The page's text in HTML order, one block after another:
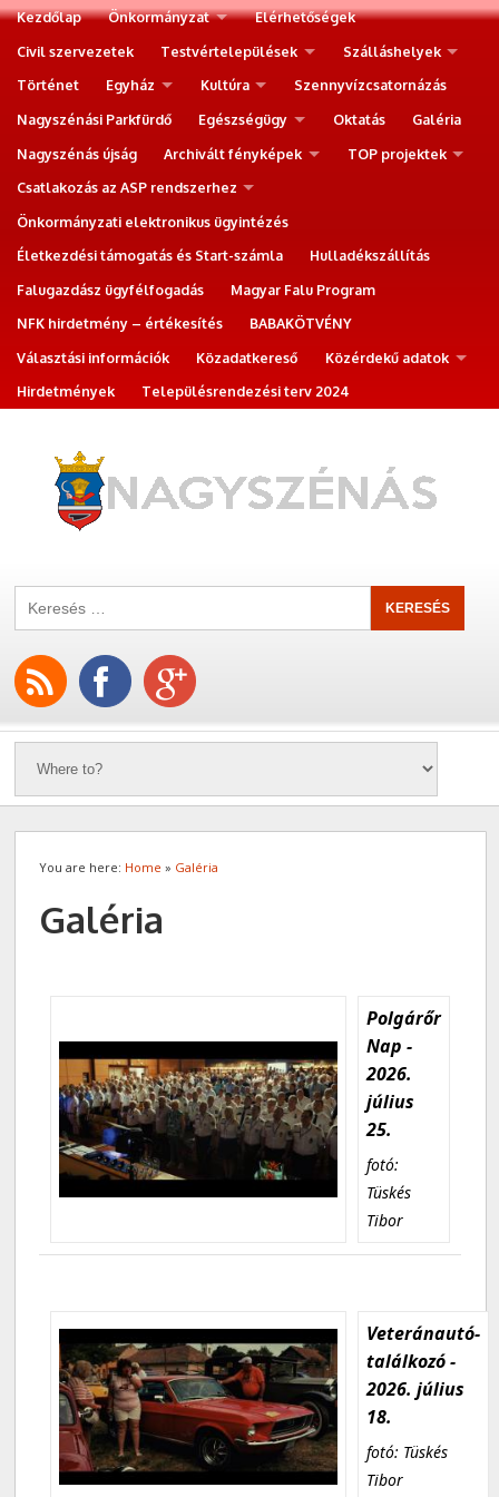
Kezdőlap Önkormányzat
Elérhetőségek
Civil szervezetek
Testvértelepülések
Szálláshelyek
Történet
Egyház Kultúra
Szennyvízcsatornázás
Nagyszénási Parkfürdő
Egészségügy Oktatás
Galéria
Nagyszénás újság
Archivált fényképek
TOP projektek
Csatlakozás az ASP rendszerhez
Önkormányzati elektronikus ügyintézés
Életkezdési támogatás és Start-számla
Hulladékszállítás
Falugazdász ügyfélfogadás
Magyar Falu Program
NFK hirdetmény – értékesítés
BABAKÖTVÉNY
Választási információk
Közadatkereső
Közérdekű adatok
Hirdetmények
Településrendezési terv 2024
You are here: Home » Galéria
Galéria
Polgárőr
Nap -
2026.
július
25.
fotó:
Tüskés
Tibor
Veteránautó-
találkozó -
2026. július
18.
fotó: Tüskés
Tibor